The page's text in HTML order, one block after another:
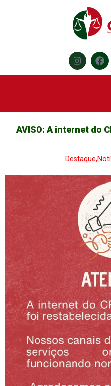
AVISO: A internet do
Destaque,